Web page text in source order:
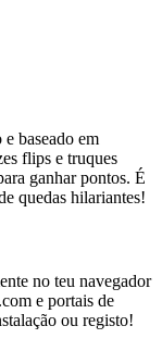
baseado em
flips e truques
ganhar pontos. É
quedas hilariantes!
no teu navegador
e portais de
ou registo!